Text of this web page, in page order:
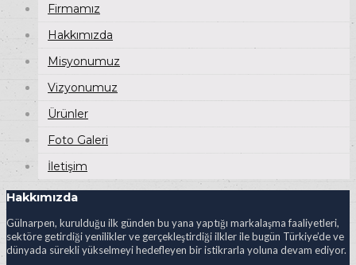
Firmamız
Hakkımızda
Misyonumuz
Vizyonumuz
Ürünler
Foto Galeri
İletişim
Hakkımızda
Gülnarpen, kurulduğu ilk günden bu yana yaptığı markalaşma faaliyetleri,
sektöre getirdiği yenilikler ve gerçekleştirdiği ilkler ile bugün Türkiye’de ve
dünyada sürekli yükselmeyi hedefleyen bir istikrarla yoluna devam ediyor.